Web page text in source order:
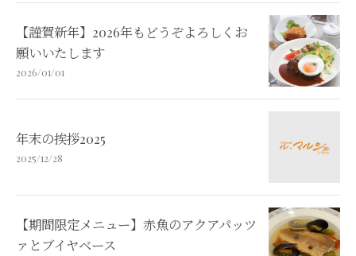
【謹賀新年】2026年もどうぞよろしくお
願いいたします
2026/01/01
年末の挨拶2025
2025/12/28
【期間限定メニュー】赤魚のアクアパッツ
ァとブイヤベース